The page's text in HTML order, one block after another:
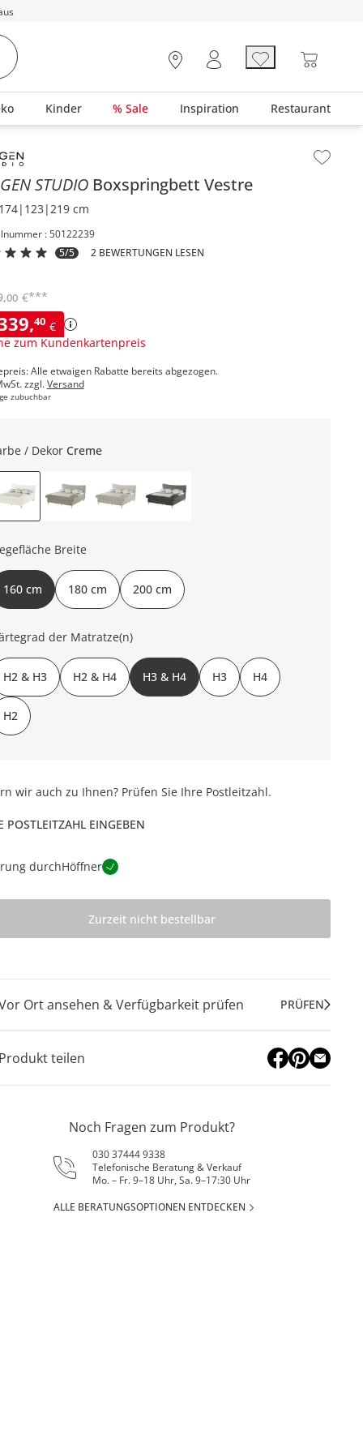
Kinder % Sale Inspiration Restaurant
der Seitenleiste überspringen - Zum Seitenende
STUDIO Boxspringbett Vestre
cm
: 50122239
5/5
2 BEWERTUNGEN LESEN
,40 €
zum Kundenkartenpreis
,00 €***
Alle etwaigen Rabatte bereits abgezogen.
zzgl.Versand
zubuchbar
/ Dekor Creme
Breite
160 cm 180 cm 200 cm
der Matratze(n)
H2 & H3 H2 & H4 H3 & H4 H3 H4
H2
wir auch zu Ihnen? Prüfen Sie Ihre Postleitzahl.
POSTLEITZAHL EINGEBEN
durchHöffner
Zurzeit nicht bestellbar
Ort ansehen & Verfügbarkeit prüfen PRÜFEN
teilen
Noch Fragen zum Produkt?
030 37444 9338
Telefonische Beratung & Verkauf
Mo. – Fr. 9–18 Uhr, Sa. 9–17:30 Uhr
ALLE BERATUNGSOPTIONEN ENTDECKEN